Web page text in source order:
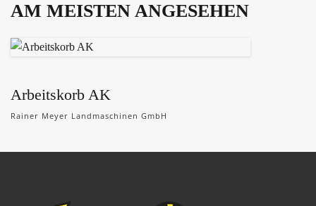
AM MEISTEN ANGESEHEN
Arbeitskorb AK
Rainer Meyer Landmaschinen GmbH